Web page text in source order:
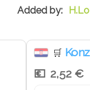
H.Lo
🛒
2,52 €